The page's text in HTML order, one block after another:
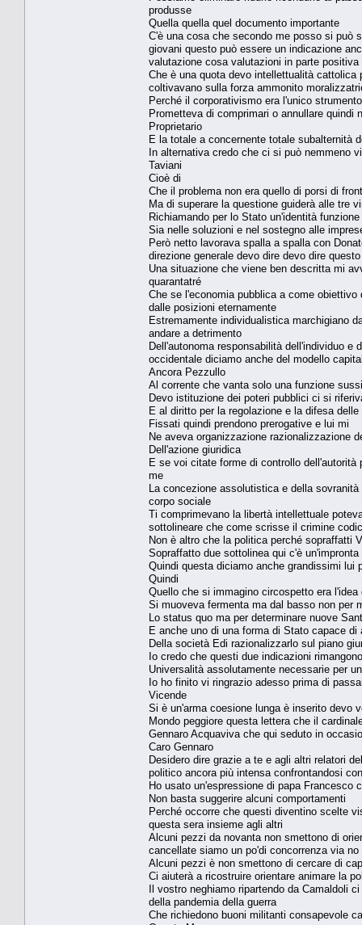
produsse
Quella quella quel documento importante
C'è una cosa che secondo me posso si può
giovani questo può essere un indicazione
valutazione cosa valutazioni in parte positiva
Che è una quota devo intellettualità
coltivavano sulla forza ammonito
Perché il corporativismo era l'unico
Prometteva di comprimari o annullare quindi
Proprietario
E la totale a concernente totale subalternità
In alternativa credo che ci si può nemmeno
Taviani
Cioè di
Che il problema non era quello di porsi di
Ma di superare la questione guiderà alle tre
Richiamando per lo Stato un'identità
Sia nelle soluzioni e nel sostegno alle
Però netto lavorava spalla a spalla con
direzione generale devo dire devo dire questo
Una situazione che viene ben descritta mi
quarantatré
Che se l'economia pubblica a come
dalle posizioni eternamente
Estremamente individualistica marchigiano
andare a detrimento
Dell'autonoma responsabilità dell'individuo
occidentale diciamo anche del modello
Ancora Pezzullo
Al corrente che vanta solo una funzione
Devo istituzione dei poteri pubblici ci si
E al diritto per la regolazione e la difesa
Fissati quindi prendono prerogative e lui mi
Ne aveva organizzazione razionalizzazione
Dell'azione giuridica
E se voi citate forme di controllo
me
La concezione assolutistica e della
corpo sociale
Ti comprimevano la libertà intellettuale
sottolineare che come scrisse il crimine
Non è altro che la politica perché sopraffatti
Sopraffatto due sottolinea qui c'è
Quindi questa diciamo anche grandissimi lui
Quindi
Quello che si immagino circospetto era
Si muoveva fermenta ma dal basso non per
Lo status quo ma per determinare nuove
E anche uno di una forma di Stato capace di
Della società Edi razionalizzarlo sul piano
Io credo che questi due indicazioni
Universalità assolutamente necessarie per
Io ho finito vi ringrazio adesso prima di
Vicende
Si è un'arma coesione lunga è inserito devo
Mondo peggiore questa lettera che il
Gennaro Acquaviva che qui seduto in
Caro Gennaro
Desidero dire grazie a te e agli altri relatori
politico ancora più intensa confrontandosi
Ho usato un'espressione di papa Francesco
Non basta suggerire alcuni comportamenti
Perché occorre che questi diventino scelte
questa sera insieme agli altri
Alcuni pezzi da novanta non smettono di
cancellate siamo un po'di concorrenza via no
Alcuni pezzi è non smettono di cercare di
Ci aiuterà a ricostruire orientare animare la
Il vostro neghiamo ripartendo da Camaldoli
della pandemia della guerra
Che richiedono buoni militanti consapevole